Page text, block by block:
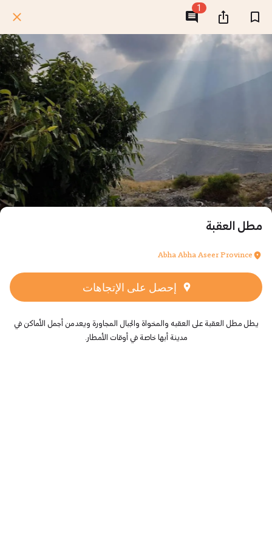
1
مطل العقبة
Abha Abha Aseer Province
إحصل على الإتجاهات
يطل مطل العقبة على العقبه والمخواة والجبال المجاورة ويعد من أجمل الأماكن في
مدينة أبها خاصة في أوقات الأمطار.